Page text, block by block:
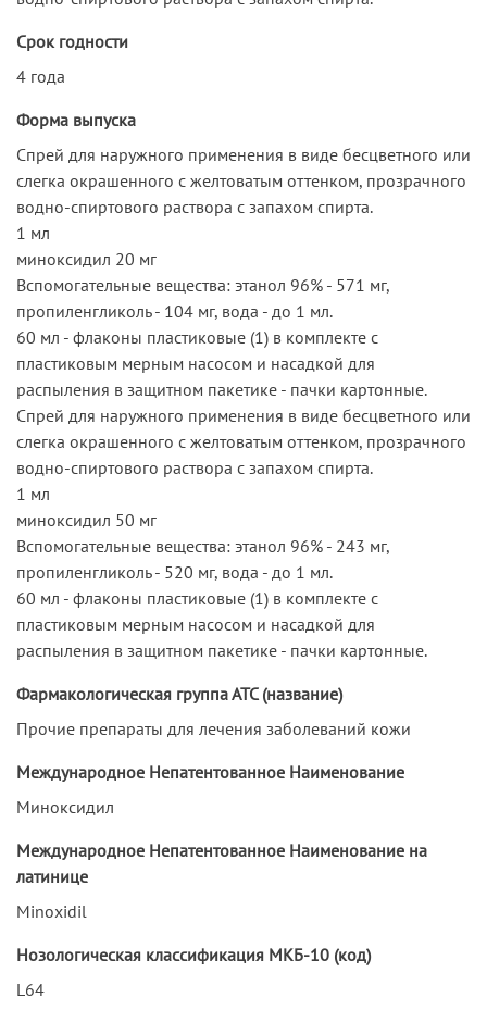
Срок годности
4 года
Форма выпуска
Спрей для наружного применения в виде бесцветного или
слегка окрашенного с желтоватым оттенком, прозрачного
водно-спиртового раствора с запахом спирта.
1 мл
миноксидил 20 мг
Вспомогательные вещества: этанол 96% - 571 мг,
пропиленгликоль - 104 мг, вода - до 1 мл.
60 мл - флаконы пластиковые (1) в комплекте с
пластиковым мерным насосом и насадкой для
распыления в защитном пакетике - пачки картонные.
Спрей для наружного применения в виде бесцветного или
слегка окрашенного с желтоватым оттенком, прозрачного
водно-спиртового раствора с запахом спирта.
1 мл
миноксидил 50 мг
Вспомогательные вещества: этанол 96% - 243 мг,
пропиленгликоль - 520 мг, вода - до 1 мл.
60 мл - флаконы пластиковые (1) в комплекте с
пластиковым мерным насосом и насадкой для
распыления в защитном пакетике - пачки картонные.
Фармакологическая группа АТС (название)
Прочие препараты для лечения заболеваний кожи
Международное Непатентованное Наименование
Миноксидил
Международное Непатентованное Наименование на
латинице
Minoxidil
Нозологическая классификация МКБ-10 (код)
L64